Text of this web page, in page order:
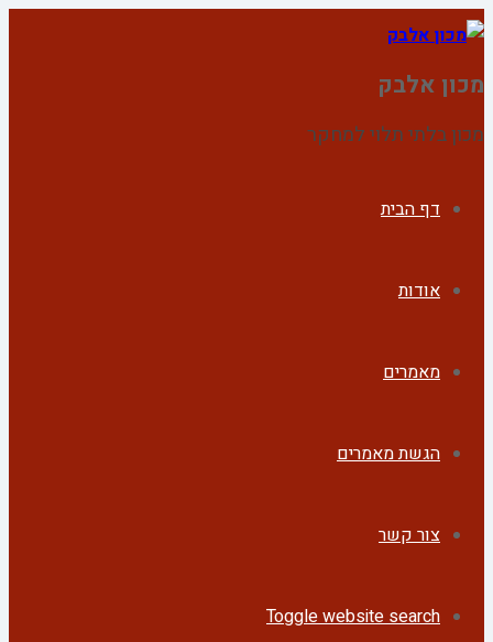
מכון אלבק
מכון בלתי תלוי למחקר
דף הבית
אודות
מאמרים
הגשת מאמרים
צור קשר
Toggle website search